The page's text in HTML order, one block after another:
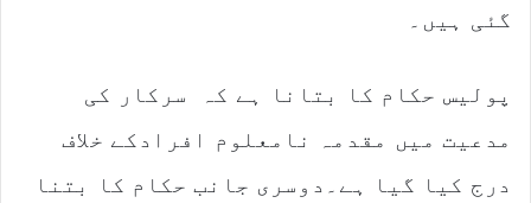
گئی ہیں۔
پولیس حکام کا بتانا ہے کہ سرکار کی
مدعیت میں مقدمہ نامعلوم افرادکے خلاف
درج کیا گیا ہے۔دوسری جانب حکام کا بتنا